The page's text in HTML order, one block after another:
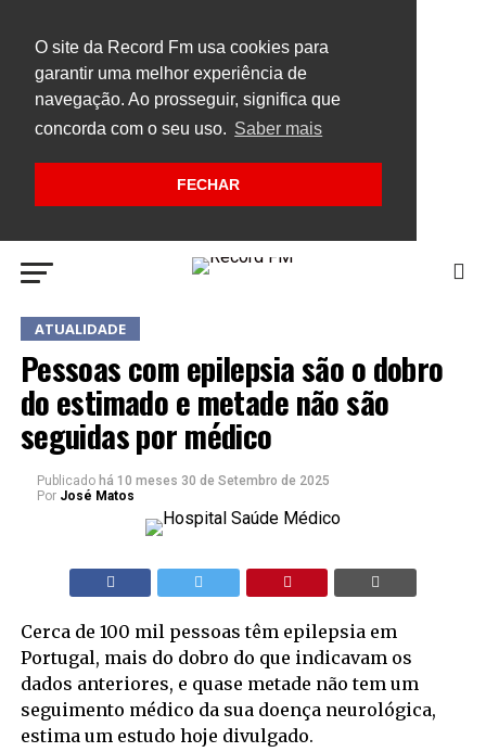
O site da Record Fm usa cookies para
garantir uma melhor experiência de
navegação. Ao prosseguir, significa que
concorda com o seu uso. Saber mais
FECHAR
ATUALIDADE
Pessoas com epilepsia são o dobro
do estimado e metade não são
seguidas por médico
Publicado há 10 meses 30 de Setembro de 2025
Por José Matos
Cerca de 100 mil pessoas têm epilepsia em
Portugal, mais do dobro do que indicavam os
dados anteriores, e quase metade não tem um
seguimento médico da sua doença neurológica,
estima um estudo hoje divulgado.